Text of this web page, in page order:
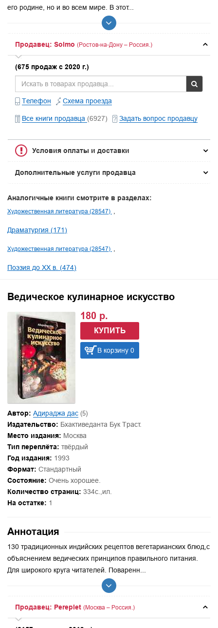
его родине, но и во всем мире. В этот...
Продавец: Solmo (Ростов-на-Дону – Россия.)
(675 продаж с 2020 г.)
Телефон Схема проезда
Все книги продавца (6927) Задать вопрос продавцу
Условия оплаты и доставки
Дополнительные услуги продавца
Аналогичные книги смотрите в разделах:
Художественная литература (28547)
Драматургия (171)
Художественная литература (28547)
Поэзия до XX в. (474)
Ведическое кулинарное искусство
180 р.
КУПИТЬ
В корзину 0
Автор: Адираджа дас (5)
Издательство: Бхактиведанта Бук Траст.
Место издания: Москва
Тип переплёта: твёрдый
Год издания: 1993
Формат: Стандартный
Состояние: Очень хорошее.
Количество страниц: 334с.,ил.
На остатке: 1
Аннотация
130 традиционных индийских рецептов вегетарианских блюд,с
объяснением ведических принципов правильного питания.
Для широкого круга читателей. Поваренн...
Продавец: Pereplet (Москва – Россия.)